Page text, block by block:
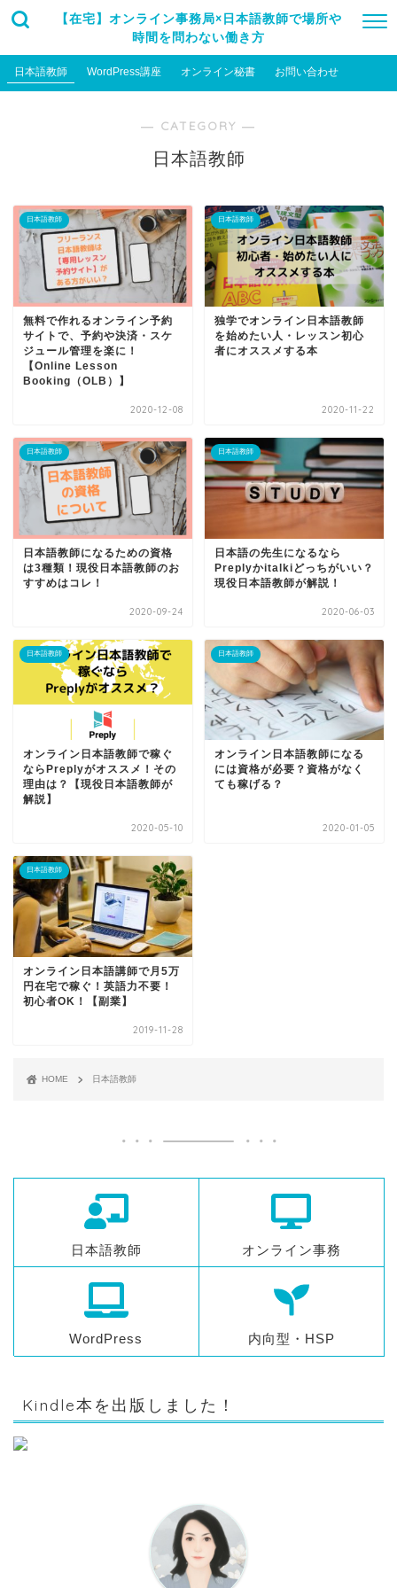
【在宅】オンライン事務局×日本語教師で場所や
時間を問わない働き方
日本語教師 WordPress講座 オンライン秘書 お問い合わせ
― CATEGORY ―
日本語教師
日本語教師
無料で作れるオンライン予約
サイトで、予約や決済・スケ
ジュール管理を楽に！
【Online Lesson
Booking（OLB）】
2020-12-08
日本語教師
独学でオンライン日本語教師
を始めたい人・レッスン初心
者にオススメする本
2020-11-22
日本語教師
日本語教師になるための資格
は3種類！現役日本語教師のお
すすめはコレ！
2020-09-24
日本語教師
日本語の先生になるなら
Preplyかitalkiどっちがいい？
現役日本語教師が解説！
2020-06-03
日本語教師
オンライン日本語教師で稼ぐ
ならPreplyがオススメ！その
理由は？【現役日本語教師が
解説】
2020-05-10
日本語教師
オンライン日本語教師になる
には資格が必要？資格がなく
ても稼げる？
2020-01-05
日本語教師
オンライン日本語講師で月5万
円在宅で稼ぐ！英語力不要！
初心者OK！【副業】
2019-11-28
HOME 日本語教師
日本語教師 オンライン事務
WordPress 内向型・HSP
Kindle本を出版しました！